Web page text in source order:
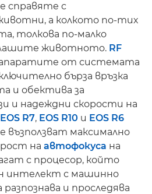
справяте с
а колкото по-тих
толкова по-малко
животното. RF
от системата
бърза връзка
и обектива за
и надеждни скорости на
R7, EOS R10 и EOS R6
възползват максимално
на автофокуса на
с процесор, който
интелект с машинно
разпознава и проследява